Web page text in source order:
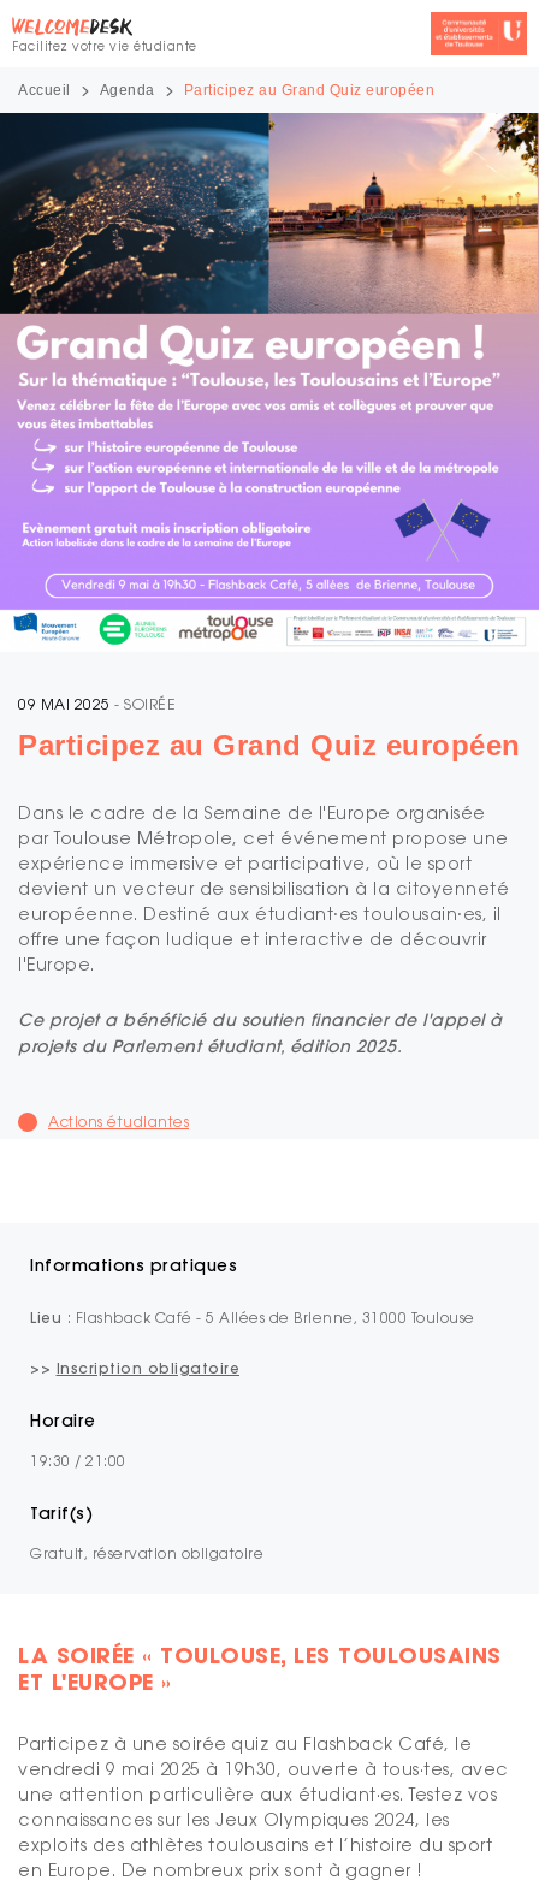
Facilitez votre vie étudiante
Accueil Agenda Participez au Grand Quiz européen
09 MAI 2025 - SOIRÉE
Participez au Grand Quiz européen
Dans le cadre de la Semaine de l'Europe organisée
par Toulouse Métropole, cet événement propose une
expérience immersive et participative, où le sport
devient un vecteur de sensibilisation à la citoyenneté
européenne. Destiné aux étudiant⸱es toulousain⸱es, il
offre une façon ludique et interactive de découvrir
l'Europe.
Ce projet a bénéficié du soutien financier de l'appel à
projets du Parlement étudiant, édition 2025.
Actions étudiantes
Informations pratiques
Lieu : Flashback Café - 5 Allées de Brienne, 31000 Toulouse
>> Inscription obligatoire
Horaire
19:30 / 21:00
Tarif(s)
Gratuit, réservation obligatoire
LA SOIRÉE « TOULOUSE, LES TOULOUSAINS
ET L'EUROPE »
Participez à une soirée quiz au Flashback Café, le
vendredi 9 mai 2025 à 19h30, ouverte à tous·tes, avec
une attention particulière aux étudiant·es. Testez vos
connaissances sur les Jeux Olympiques 2024, les
exploits des athlètes toulousains et l’histoire du sport
en Europe. De nombreux prix sont à gagner !